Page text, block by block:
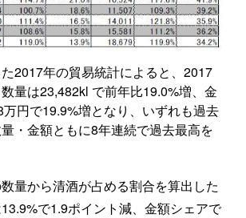
2017年の貿易統計によると、2017
量は23,482kl で前年比19.0%増、金
円で19.9%増となり、いずれも過去
・金額ともに8年連続で過去最高を
量から清酒が占める割合を算出した
で1.9ポイント減、金額シェアで